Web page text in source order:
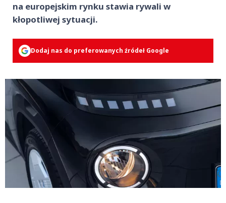
na europejskim rynku stawia rywali w
kłopotliwej sytuacji.
Dodaj nas do preferowanych źródeł Google